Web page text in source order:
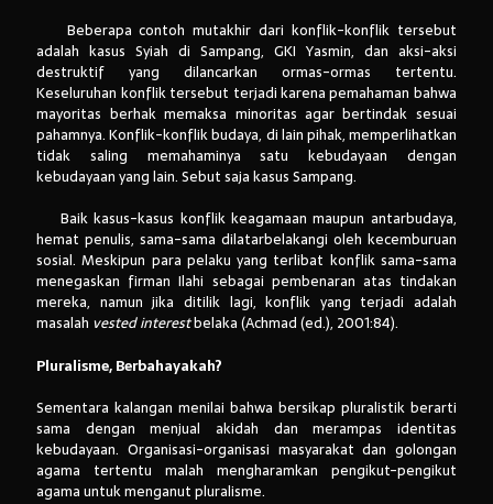
Beberapa contoh mutakhir dari konflik-konflik tersebut
adalah kasus Syiah di Sampang, GKI Yasmin, dan aksi-aksi
destruktif yang dilancarkan ormas-ormas tertentu.
Keseluruhan konflik tersebut terjadi karena pemahaman bahwa
mayoritas berhak memaksa minoritas agar bertindak sesuai
pahamnya. Konflik-konflik budaya, di lain pihak, memperlihatkan
tidak saling memahaminya satu kebudayaan dengan
kebudayaan yang lain. Sebut saja kasus Sampang.
Baik kasus-kasus konflik keagamaan maupun antarbudaya,
hemat penulis, sama-sama dilatarbelakangi oleh kecemburuan
sosial. Meskipun para pelaku yang terlibat konflik sama-sama
menegaskan firman Ilahi sebagai pembenaran atas tindakan
mereka, namun jika ditilik lagi, konflik yang terjadi adalah
masalah vested interestbelaka (Achmad (ed.), 2001:84).
Pluralisme, Berbahayakah?
Sementara kalangan menilai bahwa bersikap pluralistik berarti
sama dengan menjual akidah dan merampas identitas
kebudayaan. Organisasi-organisasi masyarakat dan golongan
agama tertentu malah mengharamkan pengikut-pengikut
agama untuk menganut pluralisme.